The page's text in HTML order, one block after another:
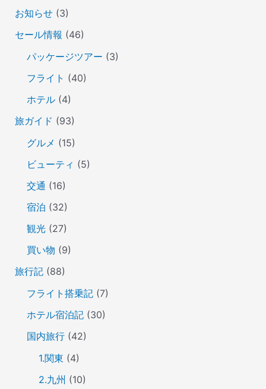
お知らせ(3)
セール情報 (46)
パッケージツアー (3)
フライト (40)
ホテル(4)
旅ガイド (93)
グルメ (15)
ビューティ (5)
交通 (16)
宿泊 (32)
観光(27)
買い物 (9)
旅行記(88)
フライト搭乗記(7)
ホテル宿泊記(30)
国内旅行(42)
1.関東 (4)
2.九州 (10)